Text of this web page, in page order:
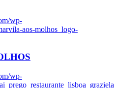
wp-
aos-molhos_logo-
wp-